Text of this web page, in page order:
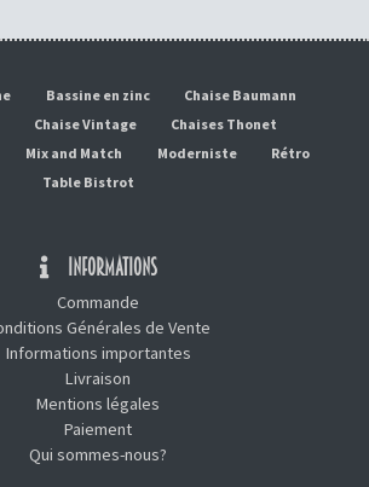
Bassine en zinc
Chaise Baumann
Chaise Vintage
Chaises Thonet
Mix and Match Moderniste
Rétro
Table Bistrot
INFORMATIONS
Commande
Générales de Vente
Informations importantes
Livraison
Mentions légales
Paiement
Qui sommes-nous?